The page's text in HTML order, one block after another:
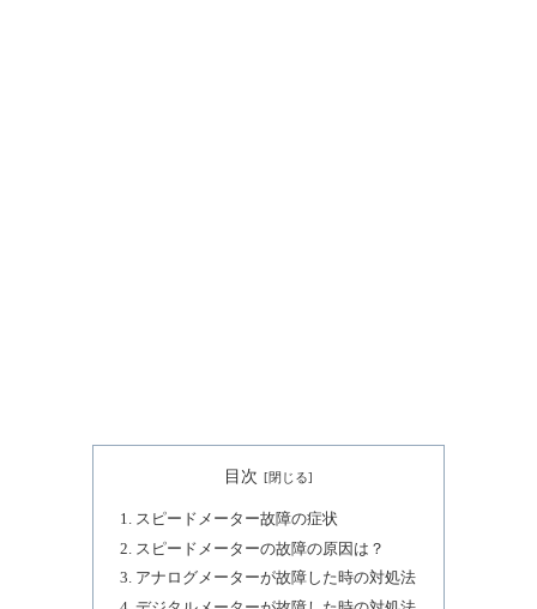
目次
スピードメーター故障の症状
スピードメーターの故障の原因は？
アナログメーターが故障した時の対処法